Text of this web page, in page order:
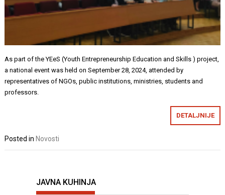
As part of the YEeS (Youth Entrepreneurship Education and Skills ) project,
a national event was held on September 28, 2024, attended by
representatives of NGOs, public institutions, ministries, students and
professors.
DETALJNIJE
Posted in Novosti
JAVNA KUHINJA